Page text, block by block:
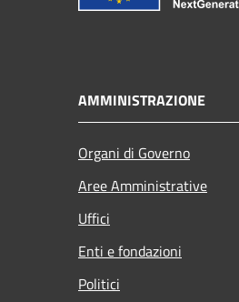
AMMINISTRAZIONE
Organi di Governo
Aree Amministrative
Uffici
Enti e fondazioni
Politici